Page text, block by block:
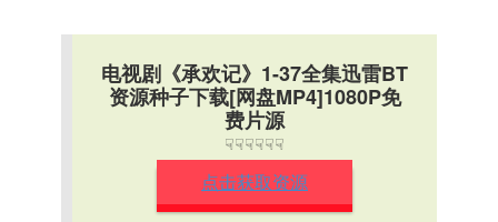
电视剧《承欢记》1-37全集迅雷BT
资源种子下载[网盘MP4]1080P免
费片源
☟☟☟☟☟☟
点击获取资源